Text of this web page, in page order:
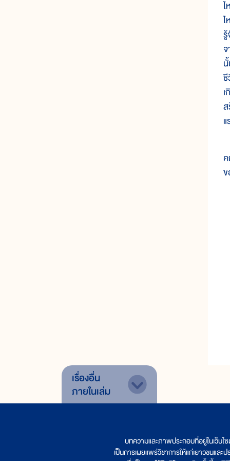
เรื่องอื่น
ภายในเล่ม
บทความและภาพประกอบที่อยู่ในเว็บ
เป็นการเผยแพร่วิชาการให้แก่เยาวชนแล